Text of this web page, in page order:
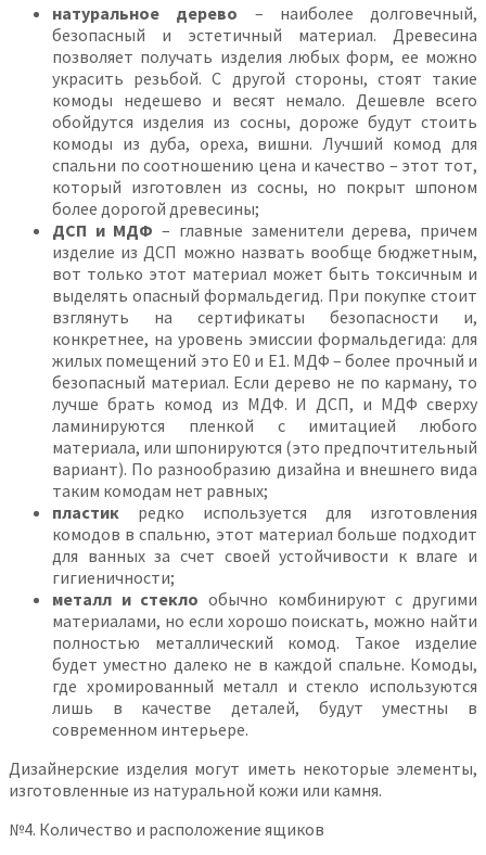
натуральное дерево – наиболее долговечный,
безопасный и эстетичный материал. Древесина
позволяет получать изделия любых форм, ее можно
украсить резьбой. С другой стороны, стоят такие
комоды недешево и весят немало. Дешевле всего
обойдутся изделия из сосны, дороже будут стоить
комоды из дуба, ореха, вишни. Лучший комод для
спальни по соотношению цена и качество – этот тот,
который изготовлен из сосны, но покрыт шпоном
более дорогой древесины;
ДСП и МДФ – главные заменители дерева, причем
изделие из ДСП можно назвать вообще бюджетным,
вот только этот материал может быть токсичным и
выделять опасный формальдегид. При покупке стоит
взглянуть на сертификаты безопасности и,
конкретнее, на уровень эмиссии формальдегида: для
жилых помещений это Е0 и Е1. МДФ – более прочный и
безопасный материал. Если дерево не по карману, то
лучше брать комод из МДФ. И ДСП, и МДФ сверху
ламинируются пленкой с имитацией любого
материала, или шпонируются (это предпочтительный
вариант). По разнообразию дизайна и внешнего вида
таким комодам нет равных;
пластик редко используется для изготовления
комодов в спальню, этот материал больше подходит
для ванных за счет своей устойчивости к влаге и
гигиеничности;
металл и стекло обычно комбинируют с другими
материалами, но если хорошо поискать, можно найти
полностью металлический комод. Такое изделие
будет уместно далеко не в каждой спальне. Комоды,
где хромированный металл и стекло используются
лишь в качестве деталей, будут уместны в
современном интерьере.
Дизайнерские изделия могут иметь некоторые элементы,
изготовленные из натуральной кожи или камня.
№4. Количество и расположение ящиков